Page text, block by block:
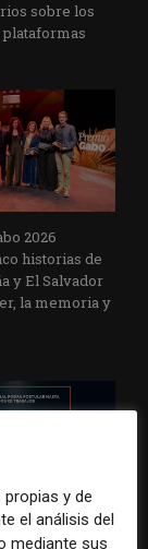
sobre los
2026
historias de
y El Salvador
la memoria y
premio
y de
el análisis del
mediante sus